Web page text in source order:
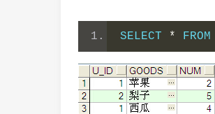
SELECT *